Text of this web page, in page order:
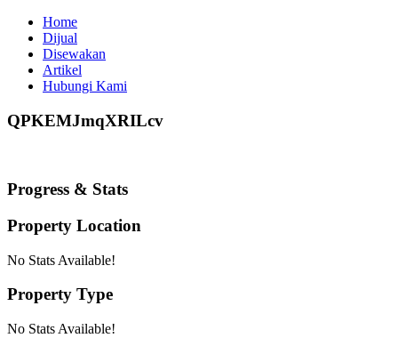
Home
Dijual
Disewakan
Artikel
Hubungi Kami
QPKEMJmqXRILcv
Progress & Stats
Property Location
No Stats Available!
Property Type
No Stats Available!